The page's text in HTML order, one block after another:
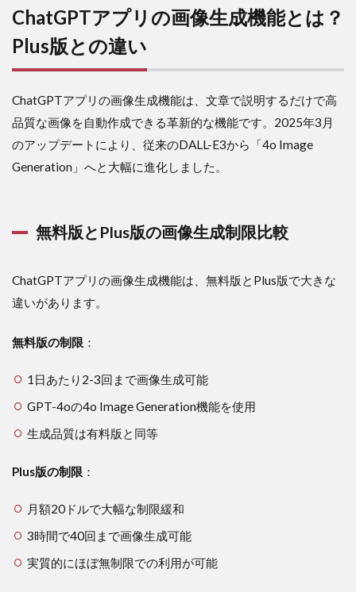
画像生成
機能と
は？Plus
版との違
い
1.1
版と
Plus
画像
1.2
新アップデ
Image
搭載
ChatGPT
Plus版の
料金と制
限詳細
2.1
と支
払い
方法
2.2
ChatGPTアプリの画像生成機能とは？
Plus版との違い
ChatGPTアプリの画像生成機能は、文章で説明するだけで高
品質な画像を自動作成できる革新的な機能です。2025年3月
のアップデートにより、従来のDALL-E3から「4o Image
Generation」へと大幅に進化しました。
無料版とPlus版の画像生成制限比較
ChatGPTアプリの画像生成機能は、無料版とPlus版で大きな
違いがあります。
無料版の制限 ：
1日あたり2-3回まで画像生成可能
GPT-4oの4o Image Generation機能を使用
生成品質は有料版と同等
Plus版の制限 ：
月額20ドルで大幅な制限緩和
3時間で40回まで画像生成可能
実質的にほぼ無制限での利用が可能